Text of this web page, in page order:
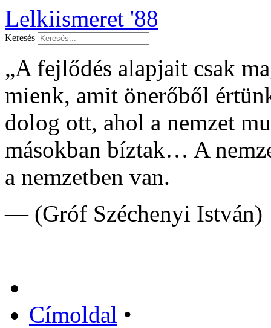
Lelkiismeret '88
Keresés
„A fejlődés alapjait csak
mienk, amit önerőből
dolog ott, ahol a nemzet
másokban bíztak… A
a nemzetben van.
— (Gróf Széchenyi István)
Címoldal •